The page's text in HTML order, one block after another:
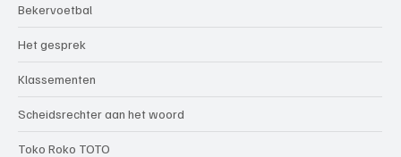
Bekervoetbal
Het gesprek
Klassementen
Scheidsrechter aan het woord
Toko Roko TOTO